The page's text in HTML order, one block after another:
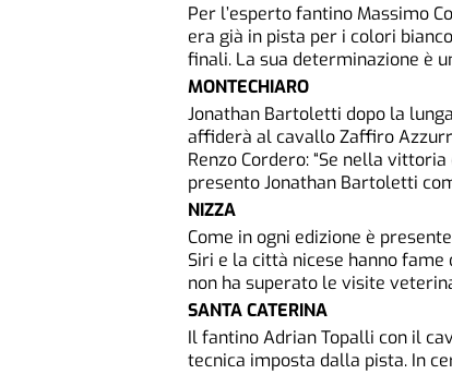
Per l’esperto fantino Massimo
era già in pista per i colori
finali. La sua determinazione è
MONTECHIARO
Jonathan Bartoletti dopo la
affiderà al cavallo Zaffiro
Renzo Cordero: “Se nella
presento Jonathan Bartoletti
NIZZA
Come in ogni edizione è
Siri e la città nicese hanno
non ha superato le visite
SANTA CATERINA
Il fantino Adrian Topalli con il
tecnica imposta dalla pista. In